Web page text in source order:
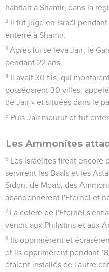
habitait à Shamir, dans la
2 Il fut juge en Israël
enterré à Shamir.
3 Après lui se leva Jaïr, le
pendant 22 ans.
4 Il avait 30 fils, qui
possédaient 30 villes,
de Jaïr » et situées dans le
5 Puis Jaïr mourut et fut
Les Ammonites
6 Les Israélites firent encore
servirent les Baals et les
Sidon, de Moab, des
abandonnèrent l'Eternel et
7 La colère de l'Eternel
vendit aux Philistins et aux
8 Ils opprimèrent et
et ils opprimèrent pendant
étaient installés de l'autre